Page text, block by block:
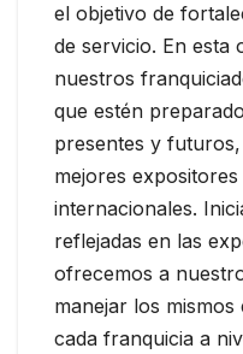
el objetivo de
de servicio. En esta
nuestros
que estén
presentes y
mejores
internacionales.
reflejadas en las
ofrecemos a
manejar los mismos
cada franquicia a